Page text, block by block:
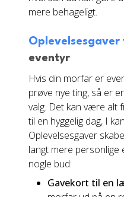
mere behageligt.
Oplevelsesgaver
eventyr
Hvis din morfar er
prøve nye ting, så er
valg. Det kan være alt
til en hyggelig dag, I
Oplevelsesgaver
langt mere personlige
nogle bud:
Gavekort til en